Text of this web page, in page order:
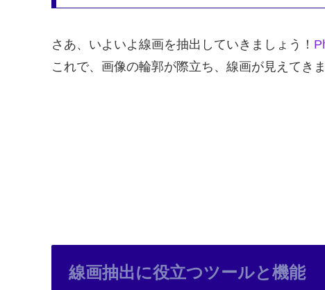
さあ、いよいよ線画を抽出していきましょう！
これで、画像の輪郭が際立ち、線画が見えてきま
線画抽出に役立つツールと機能